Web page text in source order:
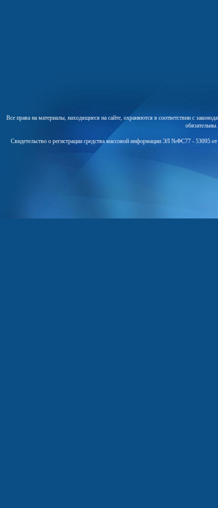
Все права на материалы, находящиеся на сайте, охраняются в соответствии с
Свидетельство о регистрации средства массовой информации ЭЛ №ФС77 - 53095